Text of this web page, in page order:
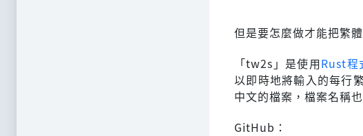
但是要怎麼做才能把繁
「tw2s」是使用Rust程
以即時地將輸入的每行
中文的檔案，檔案名稱
GitHub：